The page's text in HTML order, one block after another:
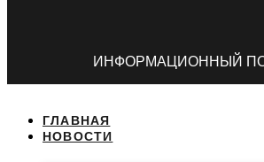
ИНФОРМАЦИОННЫЙ
ГЛАВНАЯ
НОВОСТИ